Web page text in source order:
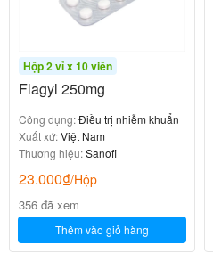
Hộp 2 vỉ x 10 viên
Flagyl 250mg
Công dụng:Điều trị nhiễm khuẩn
Xuất xứ:Việt Nam
Thương hiệu:Sanofi
23.000₫/Hộp
356 đã xem
Thêm vào giỏ hàng